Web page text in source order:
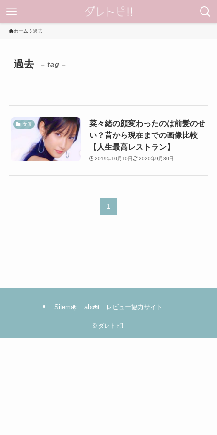
ホーム 過去
過去 – tag –
女優
菜々緒の顔変わったのは前髪のせ
い？昔から現在までの画像比較
【人生最高レストラン】
2019年10月10日 2020年9月30日
1
Sitemap about レビュー協力サイト
© ダレトピ!!